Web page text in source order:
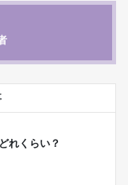
れくらい？